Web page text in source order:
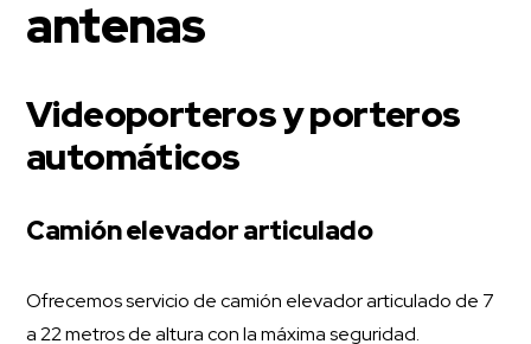
antenas
Videoporteros y porteros
automáticos
Camión elevador articulado
Ofrecemos servicio de camión elevador articulado de 7
a 22 metros de altura con la máxima seguridad.